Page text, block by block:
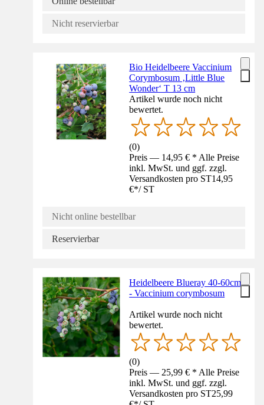
Nicht reservierbar
Bio Heidelbeere Vaccinium
Corymbosum ‚Little Blue
Wonder‘ T 13 cm
Artikel wurde noch nicht
bewertet.
(0)
Preis — 14,95 € * Alle Preise
inkl. MwSt. und ggf. zzgl.
Versandkosten pro ST14,95
€*/ ST
Nicht online bestellbar
Reservierbar
Heidelbeere Blueray 40-60cm
- Vaccinium corymbosum
Artikel wurde noch nicht
bewertet.
(0)
Preis — 25,99 € * Alle Preise
inkl. MwSt. und ggf. zzgl.
Versandkosten pro ST25,99